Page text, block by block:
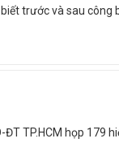
trước và sau công
ĐT TP.HCM họp 179